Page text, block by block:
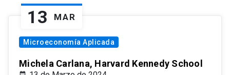
13 MAR
Microeconomía Aplicada
Michela Carlana, Harvard Kennedy School